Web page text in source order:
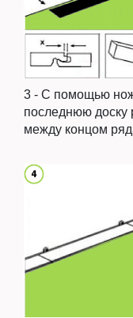
3 - С помощью
последнюю доску
между концом